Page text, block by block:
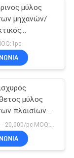
μύλος
μηχανών/
πατωμάτων
κενή
μύλος
πλαισίων
το μάρμαροUSD 18,500 - 20,000/pc MOQ:1pc